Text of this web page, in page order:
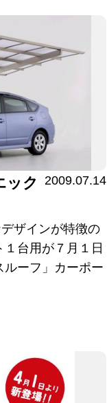
ック
2009.07.14
ザインが特徴の
１台用が７月１日
ルーフ」カーポー